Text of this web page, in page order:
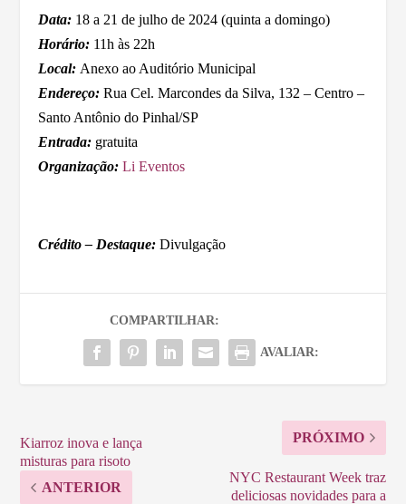
Data: 18 a 21 de julho de 2024 (quinta a domingo)
Horário: 11h às 22h
Local: Anexo ao Auditório Municipal
Endereço: Rua Cel. Marcondes da Silva, 132 – Centro –
Santo Antônio do Pinhal/SP
Entrada: gratuita
Organização: Li Eventos
Crédito – Destaque: Divulgação
COMPARTILHAR:
AVALIAR:
Kiarroz inova e lança
misturas para risoto
ANTERIOR
PRÓXIMO
NYC Restaurant Week traz
deliciosas novidades para a